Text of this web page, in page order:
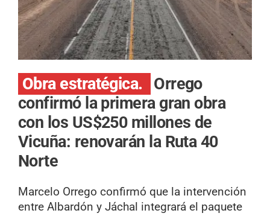
Obra estratégica.
Orrego
confirmó la primera gran obra
con los US$250 millones de
Vicuña: renovarán la Ruta 40
Norte
Marcelo Orrego confirmó que la intervención
entre Albardón y Jáchal integrará el paquete